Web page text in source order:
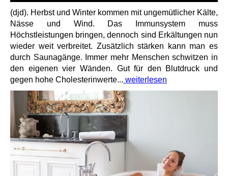
(djd). Herbst und Winter kommen mit ungemütlicher Kälte,
Nässe und Wind. Das Immunsystem muss
Höchstleistungen bringen, dennoch sind Erkältungen nun
wieder weit verbreitet. Zusätzlich stärken kann man es
durch Saunagänge. Immer mehr Menschen schwitzen in
den eigenen vier Wänden. Gut für den Blutdruck und
gegen hohe Cholesterinwerte... weiterlesen